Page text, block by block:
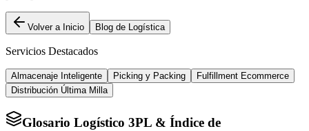
Volver a Inicio Blog de Logística
Servicios Destacados
Almacenaje Inteligente Picking y Packing
Fulfillment Ecommerce
Distribución Última Milla
Glosario Logístico 3PL & Índice de